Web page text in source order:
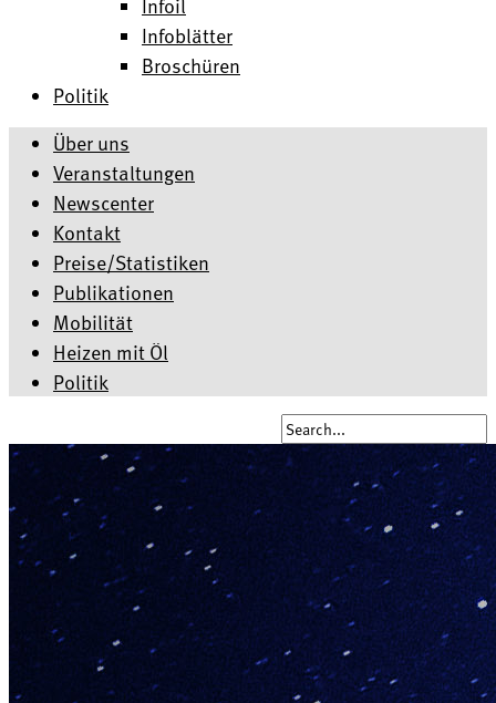
Infoblätter
Broschüren
Politik
Über uns
Veranstaltungen
Newscenter
Kontakt
Preise/Statistiken
Publikationen
Mobilität
Heizen mit Öl
Politik